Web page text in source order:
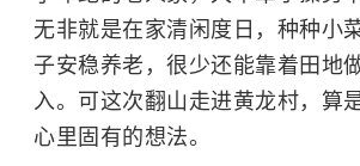
无非就是在家清闲度日，种种小
子安稳养老，很少还能靠着田地
入。可这次翻山走进黄龙村，算
心里固有的想法。